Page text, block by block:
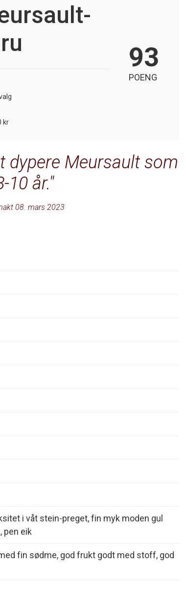
kr
93
POENG
dypere Meursault som
10 år.
08. mars 2023
i våt stein-preget, fin myk moden gul
pen eik
fin sødme, god frukt godt med stoff, god